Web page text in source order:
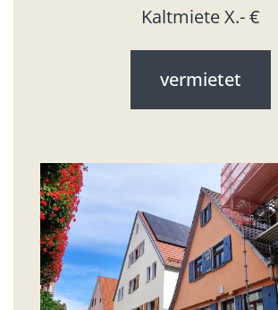
Kaltmiete X.- €
vermietet